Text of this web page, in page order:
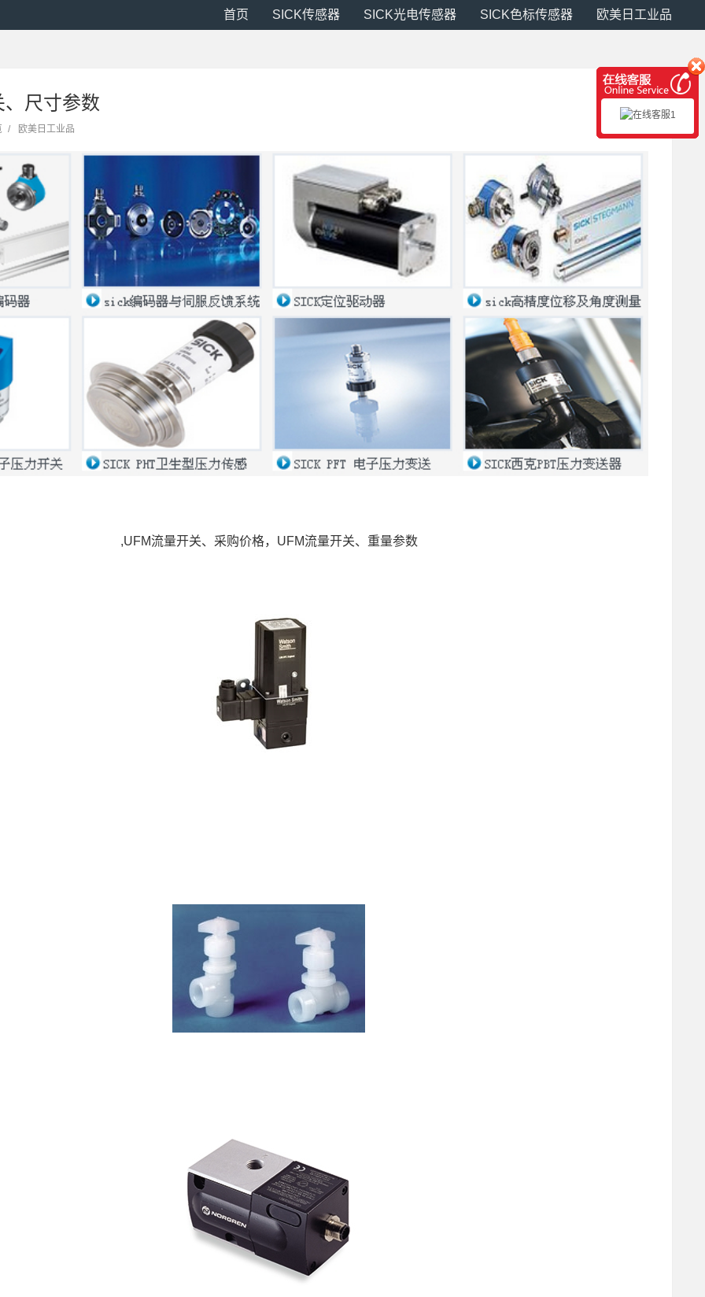
首页 SICK传感器 SICK光电传感器 SICK色标传感器 欧美日工业品
尺寸参数
/ 欧美日工业品
,UFM流量开关、采购价格，UFM流量开关、重量参数